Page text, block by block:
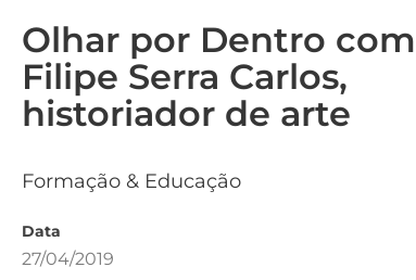
Olhar por Dentro com
Filipe Serra Carlos,
historiador de arte
Formação & Educação
Data
27/04/2019